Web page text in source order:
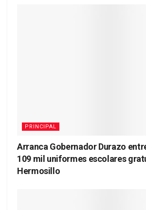
PRINCIPAL
Arranca Gobernador Durazo
109 mil uniformes escolares
Hermosillo